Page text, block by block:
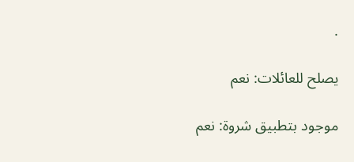
.
يصلح للعائلات: نعم
موجود بتطبيق شروة: نعم